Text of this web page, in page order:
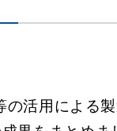
の活用による